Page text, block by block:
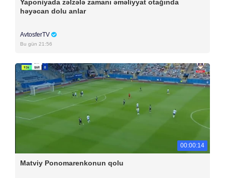
Yaponiyada zəlzələ zamanı əməliyyat otağında
həyəcan dolu anlar
AvtosferTV
Bu gün 21:56
00:00:14
Matviy Ponomarenkonun qolu